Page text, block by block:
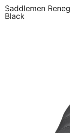
Saddlemen
Black